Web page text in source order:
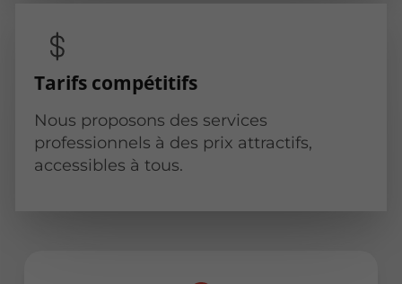
Tarifs compétitifs
Nous proposons des services
professionnels à des prix attractifs,
accessibles à tous.